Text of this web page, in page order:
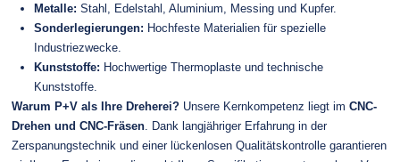
Metalle: Stahl, Edelstahl, Aluminium, Messing und Kupfer.
Sonderlegierungen: Hochfeste Materialien für spezielle
Industriezwecke.
Kunststoffe: Hochwertige Thermoplaste und technische
Kunststoffe.
Warum P+V als Ihre Dreherei? Unsere Kernkompetenz liegt im CNC-
Drehen und CNC-Fräsen . Dank langjähriger Erfahrung in der
Zerspanungstechnik und einer lückenlosen Qualitätskontrolle garantieren